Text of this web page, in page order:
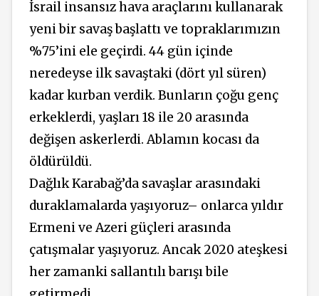
İsrail insansız hava araçlarını kullanarak
yeni bir savaş başlattı ve topraklarımızın
%75’ini ele geçirdi. 44 gün içinde
neredeyse ilk savaştaki (dört yıl süren)
kadar kurban verdik. Bunların çoğu genç
erkeklerdi, yaşları 18 ile 20 arasında
değişen askerlerdi. Ablamın kocası da
öldürüldü.
Dağlık Karabağ’da savaşlar arasındaki
duraklamalarda yaşıyoruz– onlarca yıldır
Ermeni ve Azeri güçleri arasında
çatışmalar yaşıyoruz. Ancak 2020 ateşkesi
her zamanki sallantılı barışı bile